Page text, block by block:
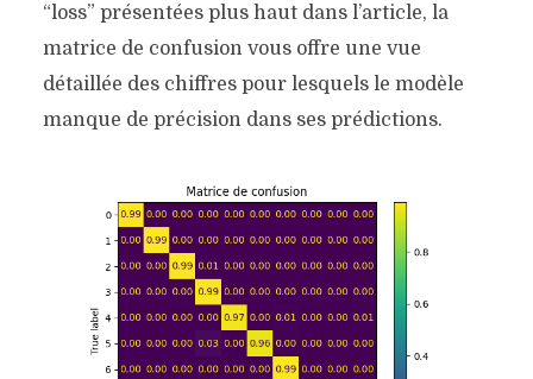
“loss” présentées plus haut dans l’article, la
matrice de confusion vous offre une vue
détaillée des chiffres pour lesquels le modèle
manque de précision dans ses prédictions.